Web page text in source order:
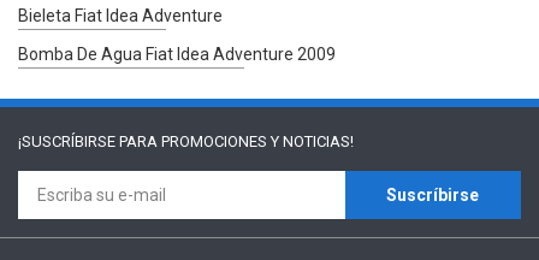
Bieleta Fiat Idea Adventure
Bomba De Agua Fiat Idea Adventure 2009
¡SUSCRÍBIRSE PARA PROMOCIONES Y NOTICIAS!
Suscríbirse